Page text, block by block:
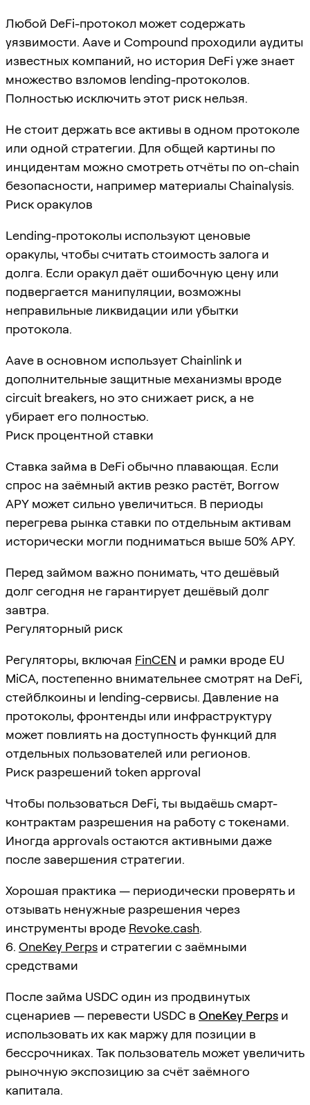
Любой DeFi-протокол может содержать
уязвимости. Aave и Compound проходили аудиты
известных компаний, но история DeFi уже знает
множество взломов lending-протоколов.
Полностью исключить этот риск нельзя.
Не стоит держать все активы в одном протоколе
или одной стратегии. Для общей картины по
инцидентам можно смотреть отчёты по on-chain
безопасности, например материалы Chainalysis.
Риск оракулов
Lending-протоколы используют ценовые
оракулы, чтобы считать стоимость залога и
долга. Если оракул даёт ошибочную цену или
подвергается манипуляции, возможны
неправильные ликвидации или убытки
протокола.
Aave в основном использует Chainlink и
дополнительные защитные механизмы вроде
circuit breakers, но это снижает риск, а не
убирает его полностью.
Риск процентной ставки
Ставка займа в DeFi обычно плавающая. Если
спрос на заёмный актив резко растёт, Borrow
APY может сильно увеличиться. В периоды
перегрева рынка ставки по отдельным активам
исторически могли подниматься выше 50% APY.
Перед займом важно понимать, что дешёвый
долг сегодня не гарантирует дешёвый долг
завтра.
Регуляторный риск
Регуляторы, включая FinCEN и рамки вроде EU
MiCA, постепенно внимательнее смотрят на DeFi,
стейблкоины и lending-сервисы. Давление на
протоколы, фронтенды или инфраструктуру
может повлиять на доступность функций для
отдельных пользователей или регионов.
Риск разрешений token approval
Чтобы пользоваться DeFi, ты выдаёшь смарт-
контрактам разрешения на работу с токенами.
Иногда approvals остаются активными даже
после завершения стратегии.
Хорошая практика — периодически проверять и
отзывать ненужные разрешения через
инструменты вроде Revoke.cash.
6. OneKey Perps и стратегии с заёмными
средствами
После займа USDC один из продвинутых
сценариев — перевести USDC в OneKey Perps и
использовать их как маржу для позиции в
бессрочниках. Так пользователь может увеличить
рыночную экспозицию за счёт заёмного
капитала.